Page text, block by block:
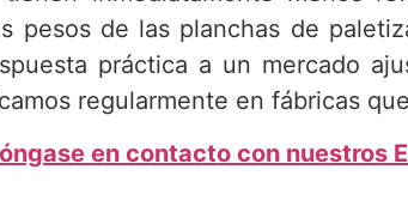
pesos de las planchas de
práctica a un mercado
regularmente en fábricas
en contacto con nuestros